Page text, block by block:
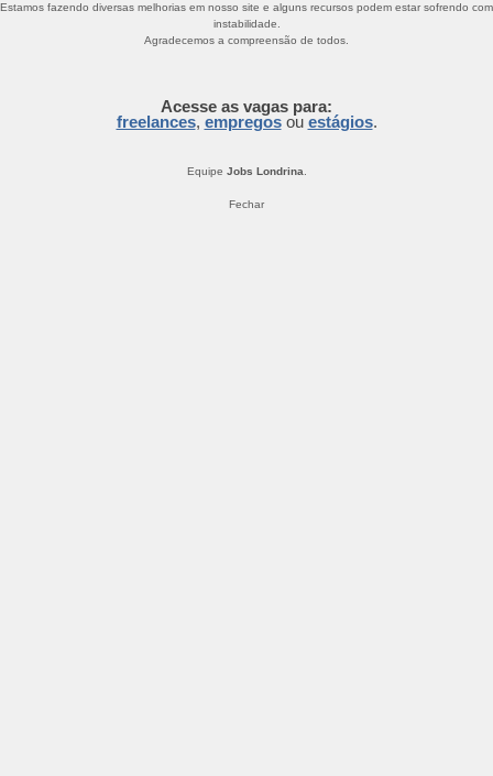
Estamos fazendo diversas melhorias em nosso site e alguns recursos podem estar sofrendo com
instabilidade.
Agradecemos a compreensão de todos.
Acesse as vagas para:
freelances, empregosou estágios.
Equipe Jobs Londrina.
Fechar